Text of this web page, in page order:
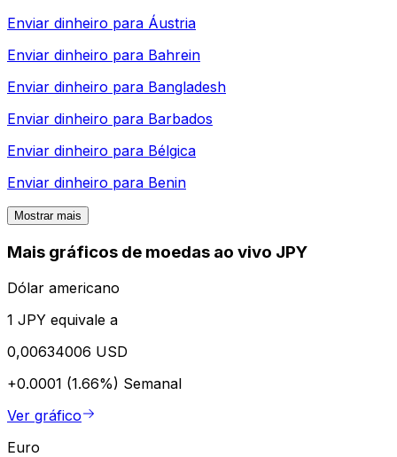
Enviar dinheiro para Áustria
Enviar dinheiro para Bahrein
Enviar dinheiro para Bangladesh
Enviar dinheiro para Barbados
Enviar dinheiro para Bélgica
Enviar dinheiro para Benin
Mostrar mais
Mais gráficos de moedas ao vivo JPY
Dólar americano
1 JPY equivale a
0,00634006 USD
+0.0001 (1.66%) Semanal
Ver gráfico
Euro